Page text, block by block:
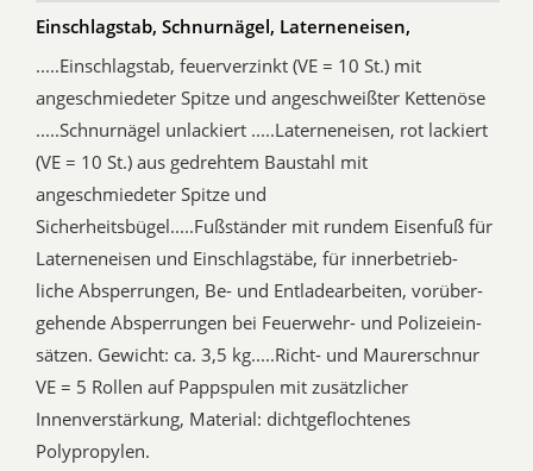
Einschlagstab, Schnurnägel, Laterneneisen,
.....Einschlagstab, feuerverzinkt (VE = 10 St.) mit
angeschmiedeter Spitze und angeschweißter Kettenöse
.....Schnurnägel unlackiert .....Laterneneisen, rot lackiert
(VE = 10 St.) aus gedrehtem Baustahl mit
angeschmiedeter Spitze und
Sicherheitsbügel.....Fußständer mit rundem Eisenfuß für
Laterneneisen und Einschlagstäbe, für innerbetrieb-
liche Absperrungen, Be- und Entladearbeiten, vorüber-
gehende Absperrungen bei Feuerwehr- und Polizeiein-
sätzen. Gewicht: ca. 3,5 kg.....Richt- und Maurerschnur
VE = 5 Rollen auf Pappspulen mit zusätzlicher
Innenverstärkung, Material: dichtgeflochtenes
Polypropylen.